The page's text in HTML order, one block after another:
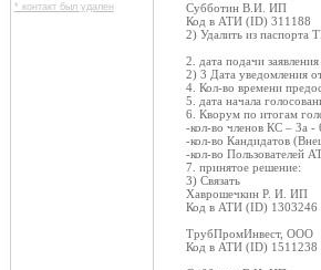
* контакт был удален
Субботин В.И. ИП
Код в АТИ (ID) 311188
2) Удалить из
2. дата подачи
2) 3 Дата уведомления
4. Кол-во времени
5. дата начала
6. Кворум по итогам
-кол-во членов КС – За -
-кол-во Кандидатов
-кол-во Пользователей
7. принятое решение:
3) Связать
Хаврошечкин Р. И. ИП
Код в АТИ (ID) 1303246
ТрубПромИнвест, ООО
Код в АТИ (ID) 1511238